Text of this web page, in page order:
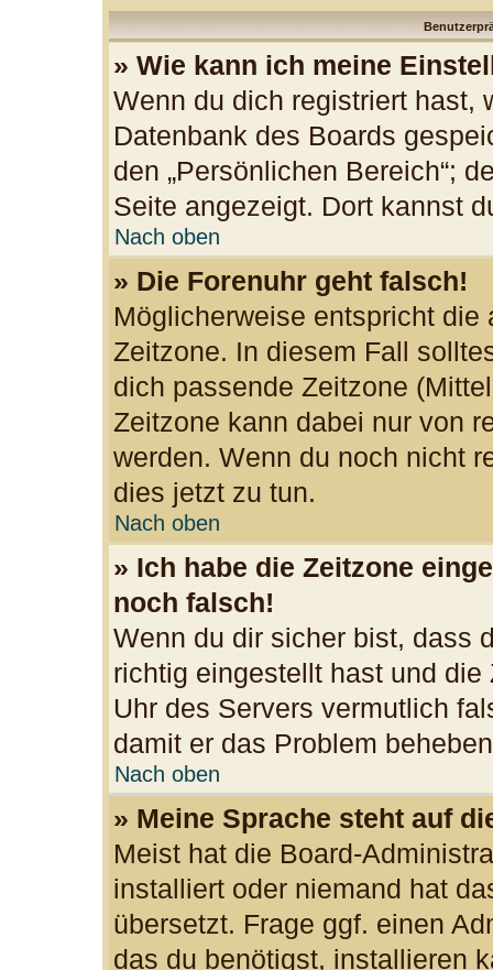
» Wie kann ich meine
Wenn du dich registriert hast,
Datenbank des Boards
den „Persönlichen Bereich“;
Seite angezeigt. Dort kannst
Nach oben
» Die Forenuhr geht falsch!
Möglicherweise entspricht
Zeitzone. In diesem Fall
dich passende Zeitzone
Zeitzone kann dabei nur von
werden. Wenn du noch nicht
dies jetzt zu tun.
Nach oben
» Ich habe die Zeitzone
noch falsch!
Wenn du dir sicher bist, dass
richtig eingestellt hast und
Uhr des Servers vermutlich
damit er das Problem
Nach oben
» Meine Sprache steht auf
Meist hat die Board-
installiert oder niemand hat
übersetzt. Frage ggf. einen
das du benötigst, installieren